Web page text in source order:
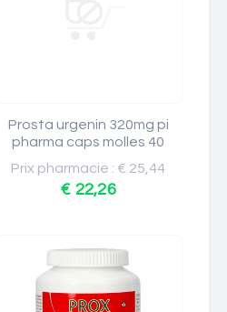
Prosta urgenin 320mg pi
pharma caps molles 40
Prix pharmacie : € 25,44
€ 22,26